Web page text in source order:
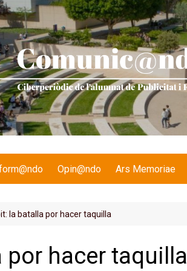
Opin@ndo Ars Memoriae
la batalla por hacer taquilla
por hacer taquilla